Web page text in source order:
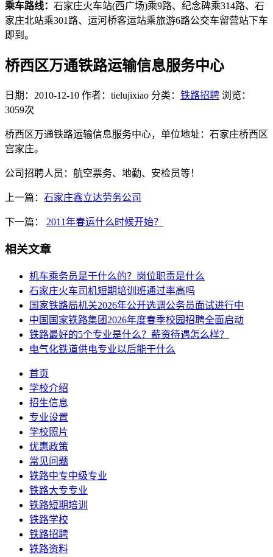
乘车路线： 石家庄火车站(西广场)乘9路、纪念碑乘314路、石
家庄北站乘301路、运河桥客运站乘旅游6路公交车留营站下车
即到。
桥西区万通铁路运输信息服务中心
日期：2010-12-10 作者：tielujixiao 分类： 铁路招聘 浏览：
3059次
桥西区万通铁路运输信息服务中心，单位地址：石家庄桥西区
宫家庄。
公司招聘人员：航空票务、地勤、安检员等！
上一篇： 石家庄鑫立达劳务公司
下一篇： 2011年春运什么时候开始？
相关文章
机车乘务员是干什么的？岗位职责是什么
石家庄火车司机短期培训班通过率高吗
国家铁路局机关2026年公开选调公务员面试进行中
中国国家铁路集团2026年度春季校园招聘全面启动
铁路最好的5个专业是什么？薪资待遇怎么样？
电气化铁道供电专业以后能干什么
首页
学校介绍
招生信息
专业设置
学校照片
优惠政策
常见问题
铁路中专中级专业
铁路大专专业
铁路短期培训
铁路学校
铁路招聘
铁路资料